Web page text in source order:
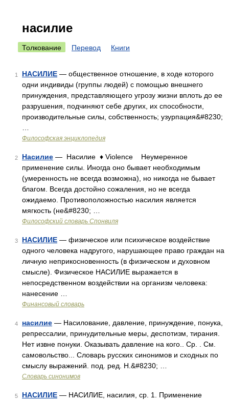
насилие
Толкование Перевод Книги
1 НАСИЛИЕ — общественное отношение, в ходе которого
одни индивиды (группы людей) с помощью внешнего
принуждения, представляющего угрозу жизни вплоть до ее
разрушения, подчиняют себе других, их способности,
производительные силы, собственность; узурпация&#8230;
Философская энциклопедия
2 Насилие — Насилие ♦ Violence Неумеренное
применение силы. Иногда оно бывает необходимым
(умеренность не всегда возможна), но никогда не бывает
благом. Всегда достойно сожаления, но не всегда
ожидаемо. Противоположностью насилия является
мягкость (не&#8230; …
Философский словарь Спонвиля
3 НАСИЛИЕ — физическое или психическое воздействие
одного человека надругого, нарушающее право граждан на
личную неприкосновенность (в физическом и духовном
смысле). Физическое НАСИЛИЕ выражается в
непосредственном воздействии на организм человека:
нанесение …
Финансовый словарь
4 насилие — Насилование, давление, принуждение, понука,
репрессалии, принудительные меры, деспотизм, тирания.
Нет извне понуки. Оказывать давление на кого.. Ср. . См.
самовольство... Словарь русских синонимов и сходных по
смыслу выражений. под. ред. Н.&#8230; …
Словарь синонимов
5 НАСИЛИЕ — НАСИЛИЕ, насилия, ср. 1. Применение